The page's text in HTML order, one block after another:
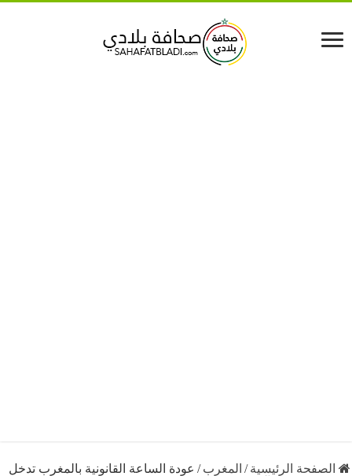
الرئيسية /المغرب/عودة الساعة القانونية بالمغرب تدخل